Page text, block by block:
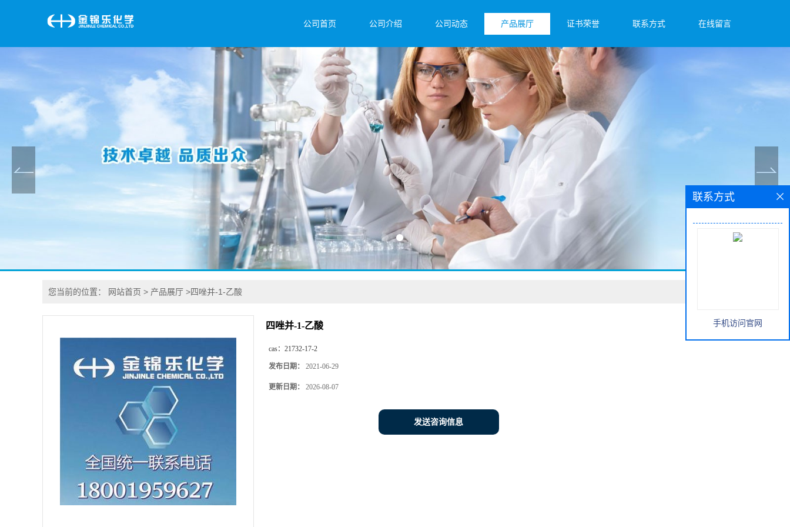
公司首页 公司介绍 公司动态 产品展厅 证书荣誉 联系方式 在线留言
您当前的位置： 网站首页 > 产品展厅 >四唑并-1-乙酸
四唑并-1-乙酸
cas： 21732-17-2
发布日期： 2021-06-29
更新日期： 2026-08-07
发送咨询信息
联系方式
手机访问官网